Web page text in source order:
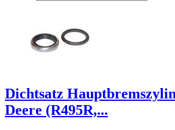
Dichtsatz
Deere (R495R,...